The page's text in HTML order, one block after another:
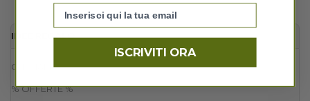
IDEE REGALO
CHI SIAMO
% OFFERTE %
ISCRIVITI ORA